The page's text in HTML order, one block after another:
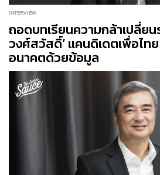
INTERVIEW
ถอดบทเรียนความกล้าเปลี่ย
วงศ์สวัสดิ์’ แคนดิเดตเพื่อไท
อนาคตด้วยข้อมูล